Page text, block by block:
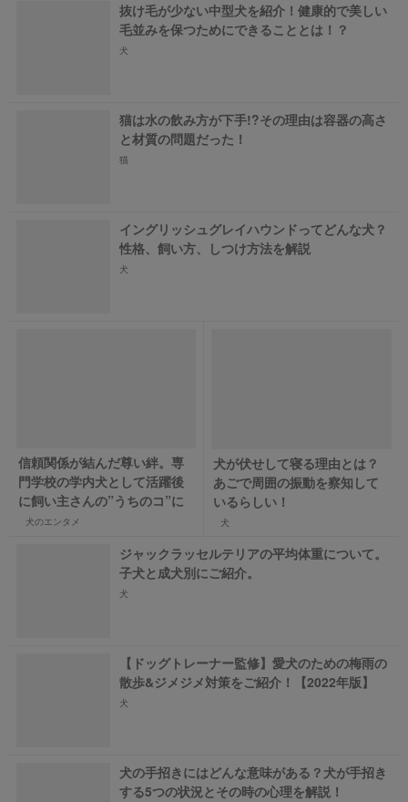
抜け毛が少ない中型犬を紹介！健康的で美しい
毛並みを保つためにできることとは！？
犬
猫は水の飲み方が下手!?その理由は容器の高さ
と材質の問題だった！
猫
イングリッシュグレイハウンドってどんな犬？
性格、飼い方、しつけ方法を解説
犬
信頼関係が結んだ尊い絆。専
門学校の学内犬として活躍後
に飼い主さんの”うちのコ”に
犬のエンタメ
犬が伏せして寝る理由とは？
あごで周囲の振動を察知して
いるらしい！
犬
ジャックラッセルテリアの平均体重について。
子犬と成犬別にご紹介。
犬
【ドッグトレーナー監修】愛犬のための梅雨の
散歩&ジメジメ対策をご紹介！【2022年版】
犬
犬の手招きにはどんな意味がある？犬が手招き
する5つの状況とその時の心理を解説！